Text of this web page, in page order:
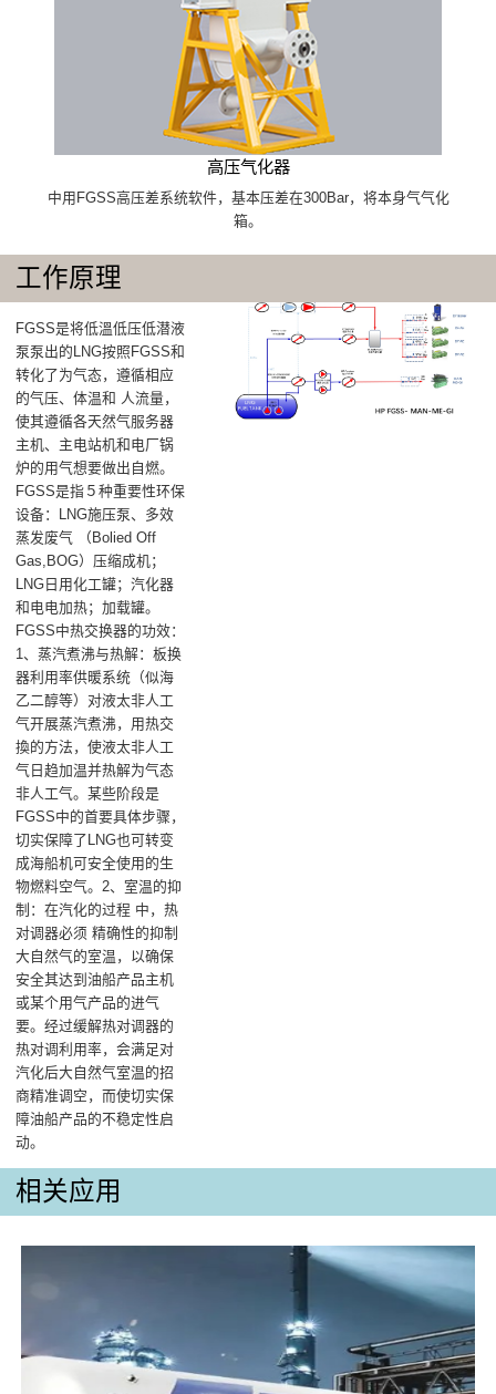
高压气化器
中用FGSS高压差系统软件，基本压差在300Bar，将本身气气化
箱。
工作原理
FGSS是将低溫低压低潜液
泵泵出的LNG按照FGSS和
转化了为气态，遵循相应
的气压、体温和 人流量，
使其遵循各天然气服务器
主机、主电站机和电厂锅
炉的用气想要做出自燃。
FGSS是指５种重要性环保
设备：LNG施压泵、多效
蒸发废气 （Bolied Off
Gas,BOG）压缩成机；
LNG日用化工罐；汽化器
和电电加热；加载罐。
FGSS中热交换器的功效：
1、蒸汽煮沸与热解‌：板换
器利用率供暖系统（似海
乙二醇等）对液太非人工
气开展蒸汽煮沸，用热交
換的方法，使液太非人工
气日趋加温并热解为气态
非人工气。某些阶段是
FGSS中的首要具体步骤，
切实保障了LNG也可转变
成海船机可安全使用的生
物燃料空气‌。‌2、室温的抑
制‌：在汽化的过程 中，热
对调器必须 精确性的抑制
大自然气的室温，以确保
安全其达到油船产品主机
或某个用气产品的进气
要。经过缓解热对调器的
热对调利用率，会满足对
汽化后大自然气室温的招
商精准调空，而使切实保
障油船产品的不稳定性启
动‌。
相关应用